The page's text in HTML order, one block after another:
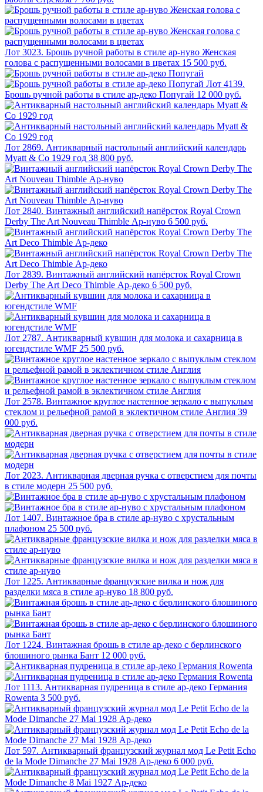
Лот 3023. Брошь ручной работы в стиле ар-нуво Женская
голова с распущенными волосами в цветах 15 500 руб.
Лот 4139.
Брошь ручной работы в стиле ар-деко Попугай 12 000 руб.
Лот 2869. Антикварный настольный английский календарь
Myatt & Co 1929 год 38 800 руб.
Лот 2840. Винтажный английский напёрсток Royal Crown
Derby The Art Nouveau Thimble Ар-нуво 6 500 руб.
Лот 2839. Винтажный английский напёрсток Royal Crown
Derby The Art Deco Thimble Ар-деко 6 500 руб.
Лот 2787. Антикварный кувшин для молока и сахарница в
югендстиле WMF 25 500 руб.
Лот 2578. Винтажное круглое настенное зеркало с выпуклым
стеклом и рельефной рамой в эклектичном стиле Англия 39
000 руб.
Лот 2023. Антикварная дверная ручка с отверстием для почты
в стиле модерн 25 500 руб.
Лот 1407. Винтажное бра в стиле ар-нуво с хрустальным
плафоном 25 500 руб.
Лот 1225. Антикварные французские вилка и нож для
разделки мяса в стиле ар-нуво 18 800 руб.
Лот 1224. Винтажная брошь в стиле ар-деко с берлинского
блошиного рынка Бант 12 000 руб.
Лот 1113. Антикварная пудреница в стиле ар-деко Германия
Rowenta 3 500 руб.
Лот 597. Антикварный французский журнал мод Le Petit Echo
de la Mode Dimanche 27 Mai 1928 Ар-деко 6 000 руб.